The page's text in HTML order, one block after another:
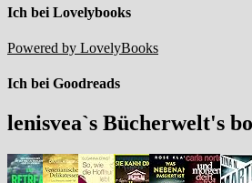
Ich bei Lovelybooks
Powered by LovelyBooks
Ich bei Goodreads
lenisvea`s Bücherwelt's